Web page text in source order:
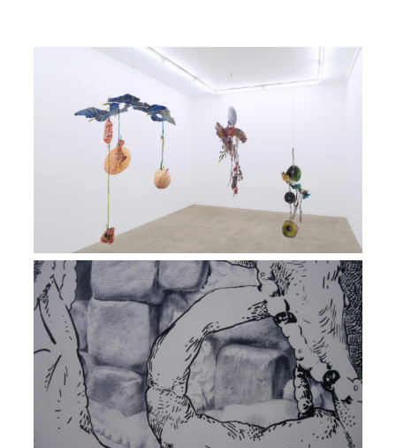
Exposition Les Ambassadeurs, Galerie
Escougnou-Cetraro
Exposition-dossier David Wolle
VIEW